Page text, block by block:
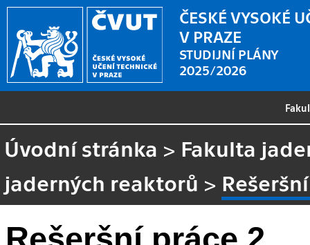
ČESKÉ VYSOKÉ
V PRAZE
STUDIJNÍ PLÁNY
2025/2026
Úvodní stránka > Fakulta
jaderných reaktorů >